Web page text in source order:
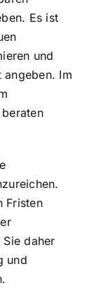
Es ist
und
Im
Fristen
daher
und